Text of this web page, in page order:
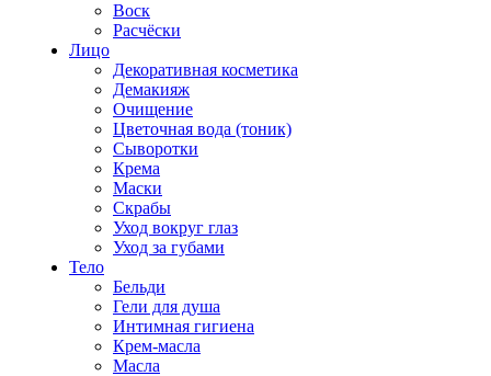
Воск
Расчёски
Лицо
Декоративная косметика
Демакияж
Очищение
Цветочная вода (тоник)
Сыворотки
Крема
Маски
Скрабы
Уход вокруг глаз
Уход за губами
Тело
Бельди
Гели для душа
Интимная гигиена
Крем-масла
Масла